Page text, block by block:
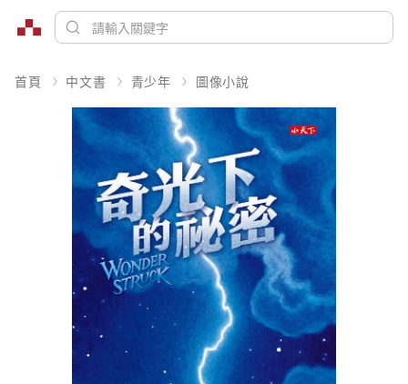
首頁 中文書 青少年 圖像小說